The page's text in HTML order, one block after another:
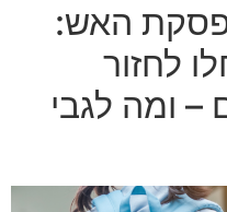
האש:
לחזור
– ומה לגבי